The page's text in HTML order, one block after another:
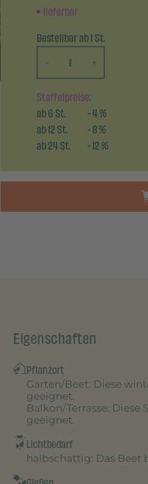
lieferbar
Bestellbar ab 1 St.
-
+
Staffelpreise:
ab6St. -4%
ab12St. -8%
ab24St. -12%
Eigenschaften
Pflanzort
Garten/Beet: Diese
geeignet.
Balkon/Terrasse: Diese
geeignet.
Lichtbedarf
halbschattig: Das Beet